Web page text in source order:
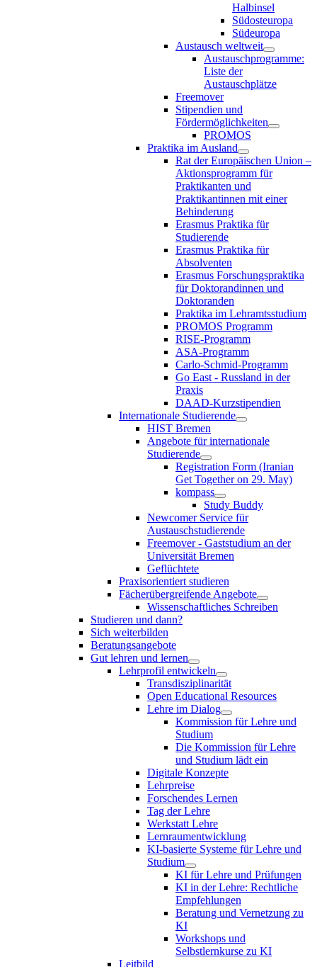
Halbinsel
Südosteuropa
Südeuropa
Austausch weltweit
Austauschprogramme:
Liste der
Austauschplätze
Freemover
Stipendien und
Fördermöglichkeiten
PROMOS
Praktika im Ausland
Rat der Europäischen Union –
Aktionsprogramm für
Praktikanten und
Praktikantinnen mit einer
Behinderung
Erasmus Praktika für
Studierende
Erasmus Praktika für
Absolventen
Erasmus Forschungspraktika
für Doktorandinnen und
Doktoranden
Praktika im Lehramtsstudium
PROMOS Programm
RISE-Programm
ASA-Programm
Carlo-Schmid-Programm
Go East - Russland in der
Praxis
DAAD-Kurzstipendien
Internationale Studierende
HIST Bremen
Angebote für internationale
Studierende
Registration Form (Iranian
Get Together on 29. May)
kompass
Study Buddy
Newcomer Service für
Austauschstudierende
Freemover - Gaststudium an der
Universität Bremen
Geflüchtete
Praxisorientiert studieren
Fächerübergreifende Angebote
Wissenschaftliches Schreiben
Studieren und dann?
Sich weiterbilden
Beratungsangebote
Gut lehren und lernen
Lehrprofil entwickeln
Transdisziplinarität
Open Educational Resources
Lehre im Dialog
Kommission für Lehre und
Studium
Die Kommission für Lehre
und Studium lädt ein
Digitale Konzepte
Lehrpreise
Forschendes Lernen
Tag der Lehre
Werkstatt Lehre
Lernraumentwicklung
KI-basierte Systeme für Lehre und
Studium
KI für Lehre und Prüfungen
KI in der Lehre: Rechtliche
Empfehlungen
Beratung und Vernetzung zu
KI
Workshops und
Selbstlernkurse zu KI
Leitbild